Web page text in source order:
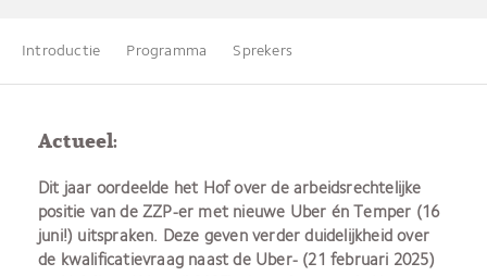
Introductie Programma Sprekers
Actueel:
Dit jaar oordeelde het Hof over de arbeidsrechtelijke
positie van de ZZP-er met nieuwe Uber én Temper (16
juni!) uitspraken. Deze geven verder duidelijkheid over
de kwalificatievraag naast de Uber- (21 februari 2025)